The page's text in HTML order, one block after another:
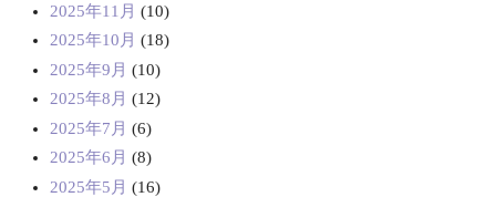
2025年11月 (10)
2025年10月 (18)
2025年9月 (10)
2025年8月 (12)
2025年7月 (6)
2025年6月 (8)
2025年5月 (16)